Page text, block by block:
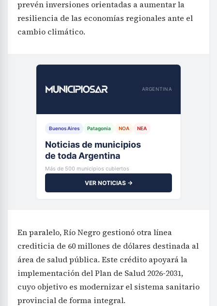
prevén inversiones orientadas a aumentar la
resiliencia de las economías regionales ante el
cambio climático.
ARGENTINA
Buenos Aires Patagonia NOA NEA
Noticias de municipios
de toda Argentina
Más de 500 municipios cubiertos
VER NOTICIAS →
En paralelo, Río Negro gestionó otra línea
crediticia de 60 millones de dólares destinada al
área de salud pública. Este crédito apoyará la
implementación del Plan de Salud 2026-2031,
cuyo objetivo es modernizar el sistema sanitario
provincial de forma integral.